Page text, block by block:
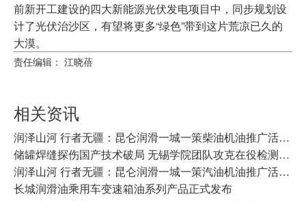
前新开工建设的四大新能源光伏发电项目中，同步规划设
计了光伏治沙区，有望将更多“绿色”带到这片荒凉已久的
大漠。
责任编辑： 江晓蓓
相关资讯
​润泽山河 行者无疆：昆仑润滑一城一策柴油机油推广活动走进常州
储罐焊缝探伤国产技术破局 无锡学院团队攻克在役检测难题
润泽山河 行者无疆：昆仑润滑一城一策汽油机油推广活动走进哈尔滨
长城润滑油乘用车变速箱油系列产品正式发布